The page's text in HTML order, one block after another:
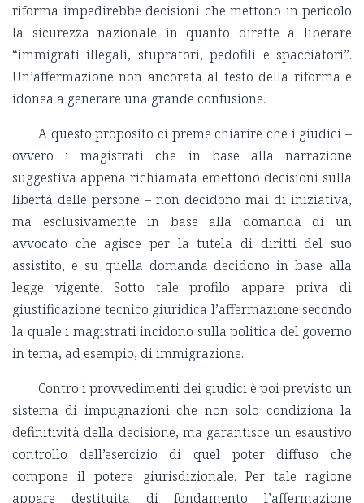
riforma impedirebbe decisioni che mettono in pericolo
la sicurezza nazionale in quanto dirette a liberare
“immigrati illegali, stupratori, pedofili e spacciatori”.
Un’affermazione non ancorata al testo della riforma e
idonea a generare una grande confusione.
A questo proposito ci preme chiarire che i giudici –
ovvero i magistrati che in base alla narrazione
suggestiva appena richiamata emettono decisioni sulla
libertà delle persone – non decidono mai di iniziativa,
ma esclusivamente in base alla domanda di un
avvocato che agisce per la tutela di diritti del suo
assistito, e su quella domanda decidono in base alla
legge vigente. Sotto tale profilo appare priva di
giustificazione tecnico giuridica l’affermazione secondo
la quale i magistrati incidono sulla politica del governo
in tema, ad esempio, di immigrazione.
Contro i provvedimenti dei giudici è poi previsto un
sistema di impugnazioni che non solo condiziona la
definitività della decisione, ma garantisce un esaustivo
controllo dell’esercizio di quel poter diffuso che
compone il potere giurisdizionale. Per tale ragione
appare destituita di fondamento l’affermazione